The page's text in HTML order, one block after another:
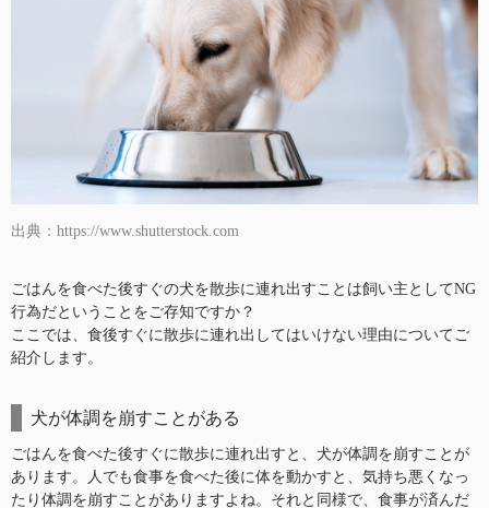
出典：https://www.shutterstock.com
ごはんを食べた後すぐの犬を散歩に連れ出すことは飼い主としてNG
行為だということをご存知ですか？
ここでは、食後すぐに散歩に連れ出してはいけない理由についてご
紹介します。
犬が体調を崩すことがある
ごはんを食べた後すぐに散歩に連れ出すと、犬が体調を崩すことが
あります。人でも食事を食べた後に体を動かすと、気持ち悪くなっ
たり体調を崩すことがありますよね。それと同様で、食事が済んだ